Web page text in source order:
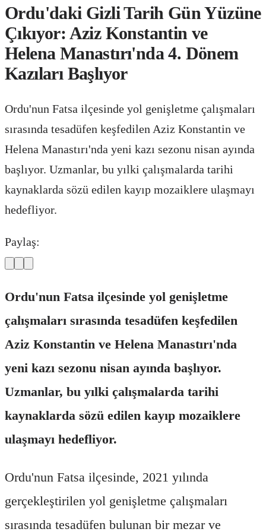
Ordu'daki Gizli Tarih Gün Yüzüne
Çıkıyor: Aziz Konstantin ve
Helena Manastırı'nda 4. Dönem
Kazıları Başlıyor
Ordu'nun Fatsa ilçesinde yol genişletme çalışmaları
sırasında tesadüfen keşfedilen Aziz Konstantin ve
Helena Manastırı'nda yeni kazı sezonu nisan ayında
başlıyor. Uzmanlar, bu yılki çalışmalarda tarihi
kaynaklarda sözü edilen kayıp mozaiklere ulaşmayı
hedefliyor.
Paylaş:
Ordu'nun Fatsa ilçesinde yol genişletme
çalışmaları sırasında tesadüfen keşfedilen
Aziz Konstantin ve Helena Manastırı'nda
yeni kazı sezonu nisan ayında başlıyor.
Uzmanlar, bu yılki çalışmalarda tarihi
kaynaklarda sözü edilen kayıp mozaiklere
ulaşmayı hedefliyor.
Ordu'nun Fatsa ilçesinde, 2021 yılında
gerçekleştirilen yol genişletme çalışmaları
sırasında tesadüfen bulunan bir mezar ve